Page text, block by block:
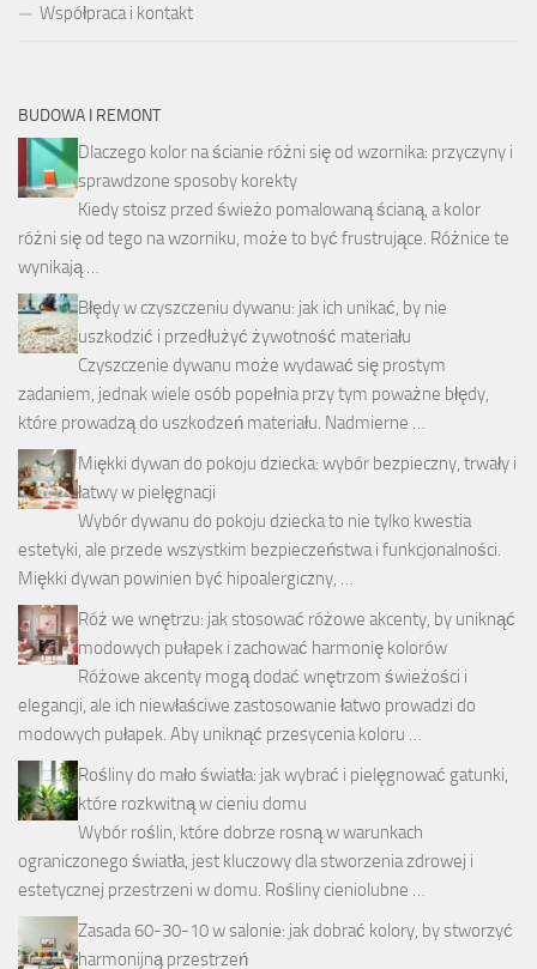
Współpraca i kontakt
BUDOWA I REMONT
Dlaczego kolor na ścianie różni się od wzornika: przyczyny i
sprawdzone sposoby korekty
Kiedy stoisz przed świeżo pomalowaną ścianą, a kolor
różni się od tego na wzorniku, może to być frustrujące. Różnice te
wynikają …
Błędy w czyszczeniu dywanu: jak ich unikać, by nie
uszkodzić i przedłużyć żywotność materiału
Czyszczenie dywanu może wydawać się prostym
zadaniem, jednak wiele osób popełnia przy tym poważne błędy,
które prowadzą do uszkodzeń materiału. Nadmierne …
Miękki dywan do pokoju dziecka: wybór bezpieczny, trwały i
łatwy w pielęgnacji
Wybór dywanu do pokoju dziecka to nie tylko kwestia
estetyki, ale przede wszystkim bezpieczeństwa i funkcjonalności.
Miękki dywan powinien być hipoalergiczny, …
Róż we wnętrzu: jak stosować różowe akcenty, by uniknąć
modowych pułapek i zachować harmonię kolorów
Różowe akcenty mogą dodać wnętrzom świeżości i
elegancji, ale ich niewłaściwe zastosowanie łatwo prowadzi do
modowych pułapek. Aby uniknąć przesycenia koloru …
Rośliny do mało światła: jak wybrać i pielęgnować gatunki,
które rozkwitną w cieniu domu
Wybór roślin, które dobrze rosną w warunkach
ograniczonego światła, jest kluczowy dla stworzenia zdrowej i
estetycznej przestrzeni w domu. Rośliny cieniolubne …
Zasada 60-30-10 w salonie: jak dobrać kolory, by stworzyć
harmonijną przestrzeń